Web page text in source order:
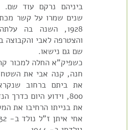
ביניהם נרקם עוד
שנים שמרו על קשר
1928, השנה בה
והצטרפה לאבי והקבוצה
שם גם נישאו.
כשפיק"א החלה למכור
חנה, קנה אבי את השטח
את ביתם ברחוב
800, וידוע היום כדרך
את בנייתו הרחיבו את